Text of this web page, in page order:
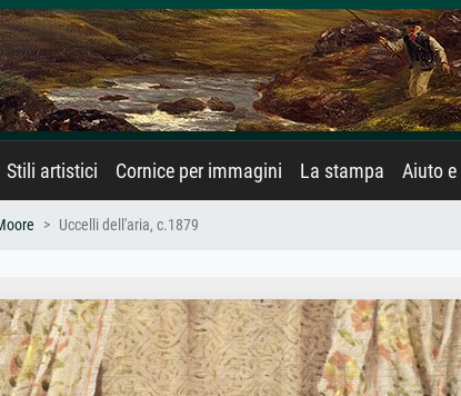
Stili artistici Cornice per immagini La stampa Aiuto
Uccelli dell'aria, c.1879